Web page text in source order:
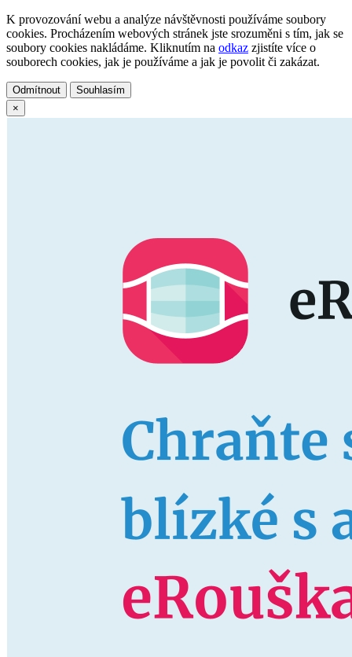
K provozování webu a analýze návštěvnosti používáme soubory
cookies. Procházením webových stránek jste srozuměni s tím, jak se
soubory cookies nakládáme. Kliknutím na odkaz zjistíte více o
souborech cookies, jak je používáme a jak je povolit či zakázat.
Odmítnout
Souhlasím
×